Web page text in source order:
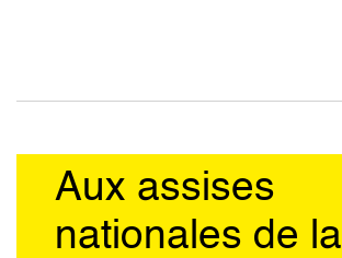
Aux assises
nationales de la